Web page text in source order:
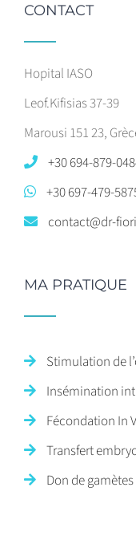
CONTACT
Hopital IASO
Leof.Kifisias 37-39
Marousi 151 23,
+30 694-879-
+30 697-479-
contact@dr-
MA PRATIQUE
Stimulation de
Insémination
Fécondation In
Transfert
Don de gamètes